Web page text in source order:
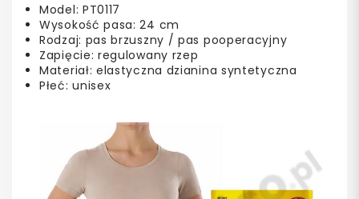
Model: PT0117
Wysokość pasa: 24 cm
Rodzaj: pas brzuszny / pas pooperacyjny
Zapięcie: regulowany rzep
Materiał: elastyczna dzianina syntetyczna
Płeć: unisex